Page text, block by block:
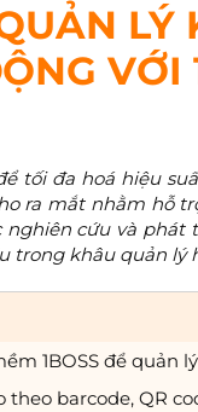
LÝ
VỚI
tối đa hoá hiệu
ra mắt nhằm hỗ
nghiên cứu và
trong khâu quản lý
1BOSS để quản
theo barcode, QR